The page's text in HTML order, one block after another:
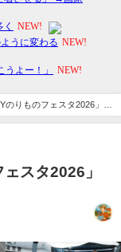
のりものフェスタ2026」を
スタ2026」